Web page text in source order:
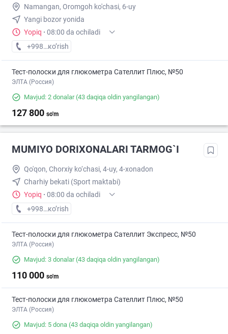
Namangan, Oromgoh ko'chasi, 6-uy
Yangi bozor yonida
Yopiq · 08:00 da ochiladi
+998 (95) XXX-XX-XX
кo’rish
Тест-полоски для глюкометра Сателлит Плюс, №50
ЭЛТА (Россия)
Mavjud: 2 donalar(43 daqiqa oldin yangilangan)
127 800 so'm
MUMIYO DORIXONALARI TARMOG`I
Qo'qon, Chorxiy ko‘chasi, 4-uy, 4-xonadon
Charhiy bekati (Sport maktabi)
Yopiq · 08:00 da ochiladi
+998 (90) XXX-XX-XX
кo’rish
Тест-полоски для глюкометра Сателлит Экспресс, №50
ЭЛТА (Россия)
Mavjud: 3 donalar(43 daqiqa oldin yangilangan)
110 000 so'm
Тест-полоски для глюкометра Сателлит Плюс, №50
ЭЛТА (Россия)
Mavjud: 5 dona (43 daqiqa oldin yangilangan)